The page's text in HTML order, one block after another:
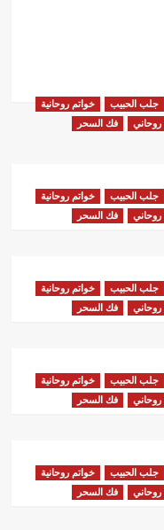
جلب الحبيب
خواتم روحانية
فك السحر
جلب الحبيب
خواتم روحانية
فك السحر
جلب الحبيب
خواتم روحانية
فك السحر
جلب الحبيب
خواتم روحانية
فك السحر
جلب الحبيب
خواتم روحانية
فك السحر